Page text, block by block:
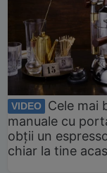
VIDEO
Cele mai
manuale cu
obții un
chiar la tine